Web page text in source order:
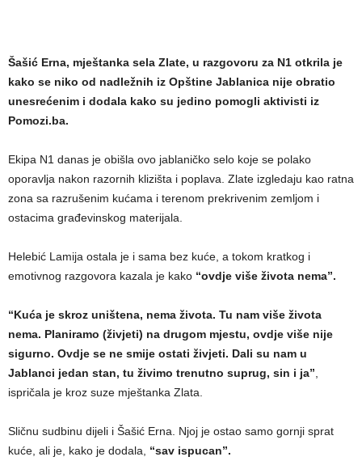
Šašić Erna, mještanka sela Zlate, u razgovoru za N1 otkrila je
kako se niko od nadležnih iz Opštine Jablanica nije obratio
unesrećenim i dodala kako su jedino pomogli aktivisti iz
Pomozi.ba.
Ekipa N1 danas je obišla ovo jablaničko selo koje se polako
oporavlja nakon razornih klizišta i poplava. Zlate izgledaju kao ratna
zona sa razrušenim kućama i terenom prekrivenim zemljom i
ostacima građevinskog materijala.
Helebić Lamija ostala je i sama bez kuće, a tokom kratkog i
emotivnog razgovora kazala je kako “ovdje više života nema”.
“Kuća je skroz uništena, nema života. Tu nam više života
nema. Planiramo (živjeti) na drugom mjestu, ovdje više nije
sigurno. Ovdje se ne smije ostati živjeti. Dali su nam u
Jablanci jedan stan, tu živimo trenutno suprug, sin i ja”
ispričala je kroz suze mještanka Zlata.
Sličnu sudbinu dijeli i Šašić Erna. Njoj je ostao samo gornji sprat
kuće, ali je, kako je dodala,
“sav ispucan”.